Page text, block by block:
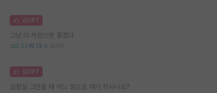
김GPT
그냥 다 꺼졌으면 좋겠다
52 13 9019
김GPT
실험실 그만둘 때 어느 정도로 얘기 하시나요?